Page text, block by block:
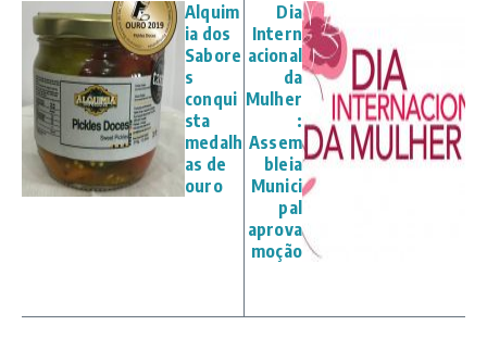
Alquim
ia dos
Sabore
s
conqui
sta
medalh
as de
ouro
Dia
Intern
acional
da
Mulher
:
Assem
bleia
Munici
pal
aprova
moção